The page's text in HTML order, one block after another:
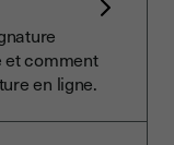
et comment
en ligne.